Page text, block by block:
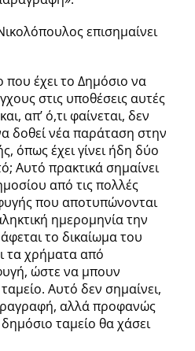
επισημαίνει
που έχει το Δημόσιο να
στις υποθέσεις αυτές
απ’ ό,τι φαίνεται, δεν
δοθεί νέα παράταση στην
όπως έχει γίνει ήδη δύο
Αυτό πρακτικά σημαίνει
από τις πολλές
που αποτυπώνονται
ημερομηνία την
το δικαίωμα του
τα χρήματα από
ώστε να μπουν
Αυτό δεν σημαίνει,
αλλά προφανώς
ταμείο θα χάσει